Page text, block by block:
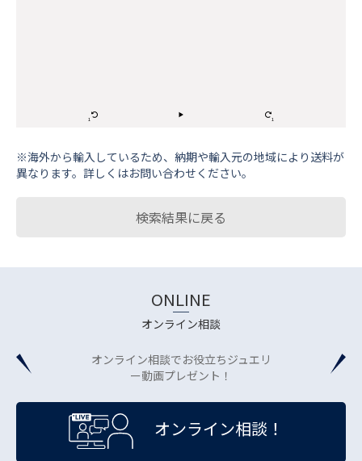
※海外から輸⼊しているため、納期や輸⼊元の地域により送料が
異なります。詳しくはお問い合わせください。
検索結果に戻る
ONLINE
オンライン相談
オンライン相談でお役立ちジュエリ
ー動画プレゼント！
オンライン相談！